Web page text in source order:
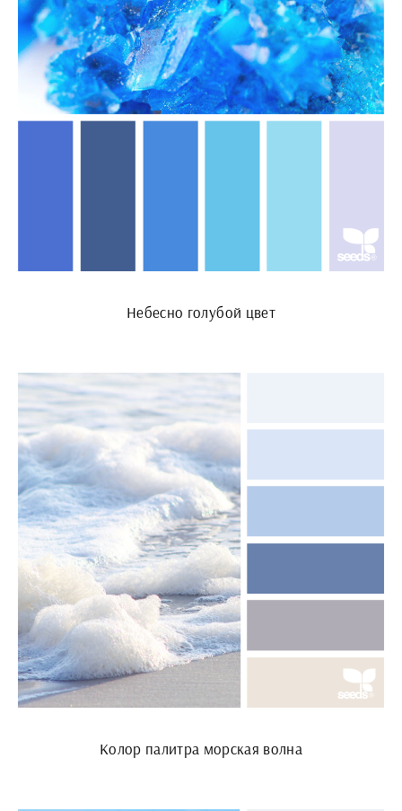
Небесно голубой цвет
Колор палитра морская волна